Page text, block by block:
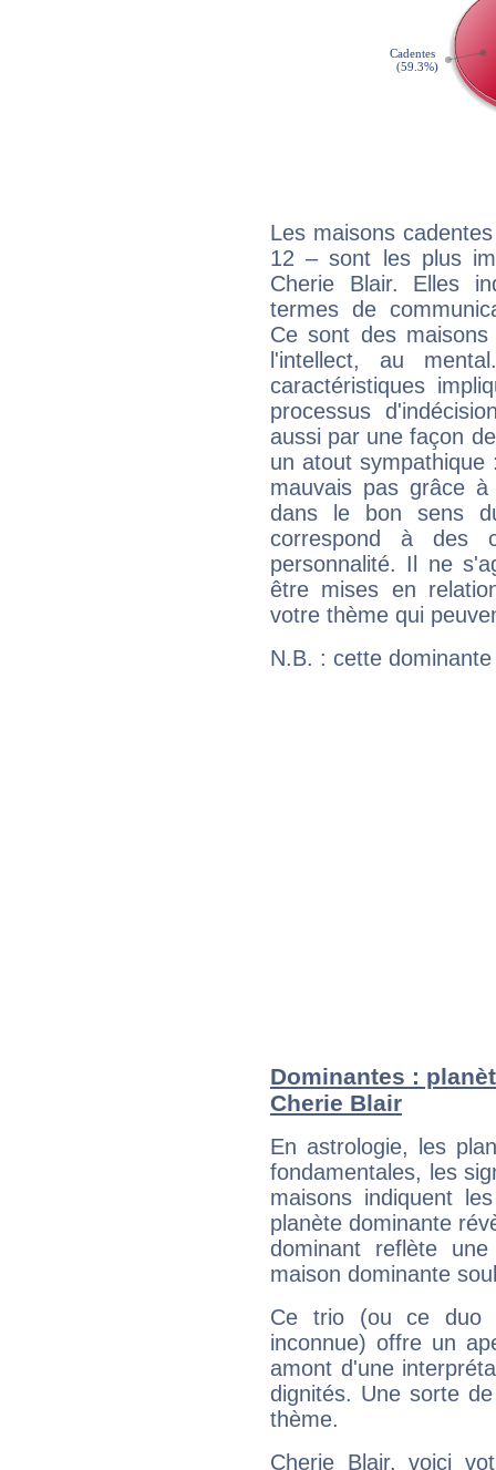
Les maisons
12 – sont les plus
Cherie Blair. Elles
termes de
Ce sont des
l'intellect, au
caractéristiques
processus
aussi par une façon
un atout
mauvais pas grâce
dans le bon sens
correspond à des
personnalité. Il ne
être mises en
votre thème qui
N.B. : cette
Dominantes :
Cherie Blair
En astrologie, les
fondamentales, les
maisons indiquent
planète dominante
dominant reflète
maison dominante
Ce trio (ou ce duo
inconnue) offre un
amont d'une
dignités. Une sorte
thème.
Cherie Blair, voici